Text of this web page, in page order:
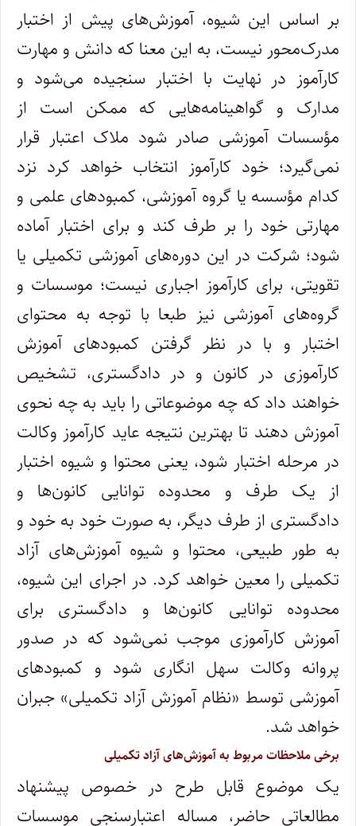
بر اساس این شیوه، آموزش‌های پیش از اختبار
مدرک‌محور نیست، به این معنا که دانش و مهارت
کارآموز در نهایت با اختبار سنجیده می‌شود و
مدارک و گواهینامه‌هایی که ممکن است از
مؤسسات آموزشی صادر شود ملاک اعتبار قرار
نمی‌گیرد؛ خود کارآموز انتخاب خواهد کرد نزد
کدام مؤسسه یا گروه آموزشی، کمبود‌های علمی و
مهارتی خود را بر طرف کند و برای اختبار آماده
شود؛ شرکت در این دوره‌های آموزشی تکمیلی یا
تقویتی، برای کارآموز اجباری نیست؛ موسسات و
گروه‌های آموزشی نیز طبعا با توجه به محتوای
اختبار و با در نظر گرفتن کمبود‌های آموزش
کارآموزی در کانون و در دادگستری، تشخیص
خواهند داد که چه موضوعاتی را باید به چه نحوی
آموزش دهند تا بهترین نتیجه عاید کارآموز وکالت
در مرحله اختبار شود، یعنی محتوا و شیوه اختبار
از یک طرف و محدوده توانایی کانون‌ها و
دادگستری از طرف دیگر، به صورت خود به خود و
به طور طبیعی، محتوا و شیوه آموزش‌های آزاد
تکمیلی را معین خواهد کرد. در اجرای این شیوه،
محدوده توانایی کانون‌ها و دادگستری برای
آموزش کارآموزی موجب نمی‌شود که در صدور
پروانه وکالت سهل انگاری شود و کمبود‌های
آموزشی توسط «نظام آموزش آزاد تکمیلی» جبران
خواهد شد.
برخی ملاحظات مربوط به آموزش‌های آزاد تکمیلی
یک موضوع قابل طرح در خصوص پیشنهاد
مطالعاتی حاضر، مساله اعتبارسنجی موسسات